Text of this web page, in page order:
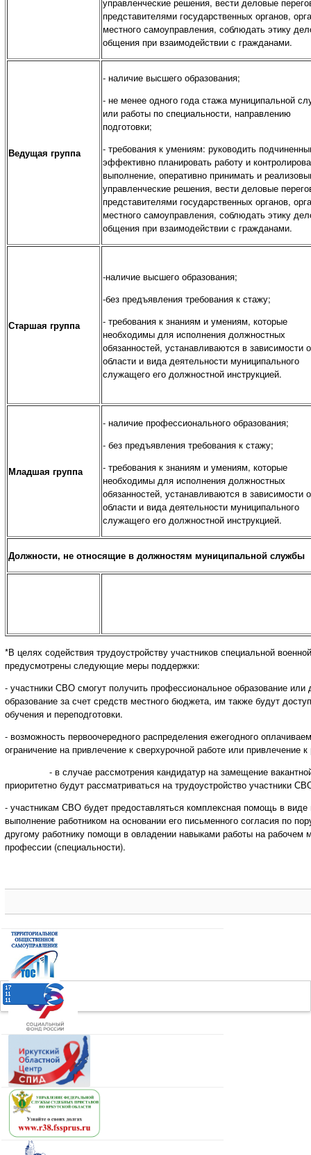
представителями государственных органов,
местного самоуправления, соблюдать этику
общения при взаимодействии с гражданами.
Ведущая группа
- наличие высшего образования;
- не менее одного года стажа муниципальной
или работы по специальности, направлению
подготовки;
- требования к умениям: руководить
эффективно планировать работу и
выполнение, оперативно принимать и
управленческие решения, вести деловые
представителями государственных органов,
местного самоуправления, соблюдать этику
общения при взаимодействии с гражданами.
Старшая группа
-наличие высшего образования;
-без предъявления требования к стажу;
- требования к знаниям и умениям, которые
необходимы для исполнения должностных
обязанностей, устанавливаются в зависимости
области и вида деятельности муниципального
служащего его должностной инструкцией.
Младшая группа
- наличие профессионального образования;
- без предъявления требования к стажу;
- требования к знаниям и умениям, которые
необходимы для исполнения должностных
обязанностей, устанавливаются в зависимости
области и вида деятельности муниципального
служащего его должностной инструкцией.
Должности, не относящие в должностям муниципальной службы
*В целях содействия трудоустройству участников специальной
предусмотрены следующие меры поддержки:
- участники СВО смогут получить профессиональное образование
образование за счет средств местного бюджета, им также будут
обучения и переподготовки.
- возможность первоочередного распределения ежегодного
ограничение на привлечение к сверхурочной работе или привлечение
- в случае рассмотрения кандидатур на замещение вакантной
приоритетно будут рассматриваться на трудоустройство участники
- участникам СВО будет предоставляться комплексная помощь в виде
выполнение работником на основании его письменного согласия по
другому работнику помощи в овладении навыками работы на рабочем
профессии (специальности).